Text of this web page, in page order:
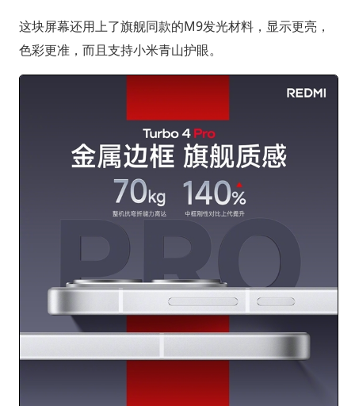
这块屏幕还用上了旗舰同款的M9发光材料，显示更亮，
色彩更准，而且支持小米青山护眼。